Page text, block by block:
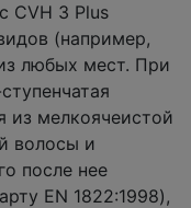
CVH 3 Plus
(например,
любых мест. При
из мелкоячеистой
волосы и
после нее
EN 1822:1998),